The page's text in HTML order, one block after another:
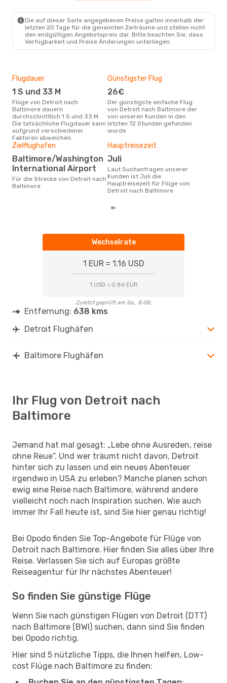
Die auf dieser Seite angegebenen Preise galten innerhalb der
letzten 20 Tage für die genannten Zeiträume und stellen nicht
den endgültigen Angebotspreis dar. Bitte beachten Sie, dass
Verfügbarkeit und Preise Änderungen unterliegen.
Flugdauer
1 S und 33 M
Flüge von Detroit nach
Baltimore dauern
durchschnittlich 1 S und 33 M.
Die tatsächliche Flugdauer kann
aufgrund verschiedener
Faktoren abweichen.
Günstigster Flug
26€
Der günstigste einfache Flug
von Detroit nach Baltimore der
von unseren Kunden in den
letzten 72 Stunden gefunden
wurde
Zielflughafen
Baltimore/Washington
International Airport
Für die Strecke von Detroit nach
Baltimore
Hauptreisezeit
Juli
Laut Suchanfragen unserer
Kunden ist Juli die
Hauptreisezeit für Flüge von
Detroit nach Baltimore
Wechselrate
1 EUR = 1.16 USD
1 USD = 0.86 EUR
Zuletzt geprüft am Sa., 8.08.
Entfernung: 638 kms
Detroit Flughäfen
Baltimore Flughäfen
Ihr Flug von Detroit nach
Baltimore
Jemand hat mal gesagt: „Lebe ohne Ausreden, reise
ohne Reue“. Und wer träumt nicht davon, Detroit
hinter sich zu lassen und ein neues Abenteuer
irgendwo in USA zu erleben? Manche planen schon
ewig eine Reise nach Baltimore, während andere
vielleicht noch nach Inspiration suchen. Wie auch
immer Ihr Fall heute ist, sind Sie hier genau richtig!
Bei Opodo finden Sie Top-Angebote für Flüge von
Detroit nach Baltimore. Hier finden Sie alles über Ihre
Reise. Verlassen Sie sich auf Europas größte
Reiseagentur für Ihr nächstes Abenteuer!
So finden Sie günstige Flüge
Wenn Sie nach günstigen Flügen von Detroit (DTT)
nach Baltimore (BWI) suchen, dann sind Sie finden
bei Opodo richtig.
Hier sind 5 nützliche Tipps, die Ihnen helfen, Low-
cost Flüge nach Baltimore zu finden: